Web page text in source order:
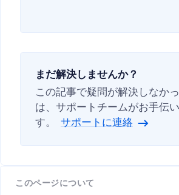
まだ解決しませんか？
この記事で疑問が解決しなか
は、サポートチームがお手伝
す。
サポートに連絡
このページについて